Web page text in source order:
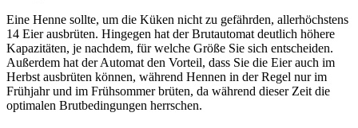
Eine Henne sollte, um die Küken nicht zu gefährden, allerhöchstens
14 Eier ausbrüten. Hingegen hat der Brutautomat deutlich höhere
Kapazitäten, je nachdem, für welche Größe Sie sich entscheiden.
Außerdem hat der Automat den Vorteil, dass Sie die Eier auch im
Herbst ausbrüten können, während Hennen in der Regel nur im
Frühjahr und im Frühsommer brüten, da während dieser Zeit die
optimalen Brutbedingungen herrschen.